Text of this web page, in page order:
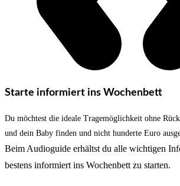
Starte informiert ins Wochenbett
Du möchtest die ideale Tragemöglichkeit ohne
und dein Baby finden und nicht hunderte Euro
Beim Audioguide erhältst du alle wichtigen
bestens informiert ins Wochenbett zu starten.